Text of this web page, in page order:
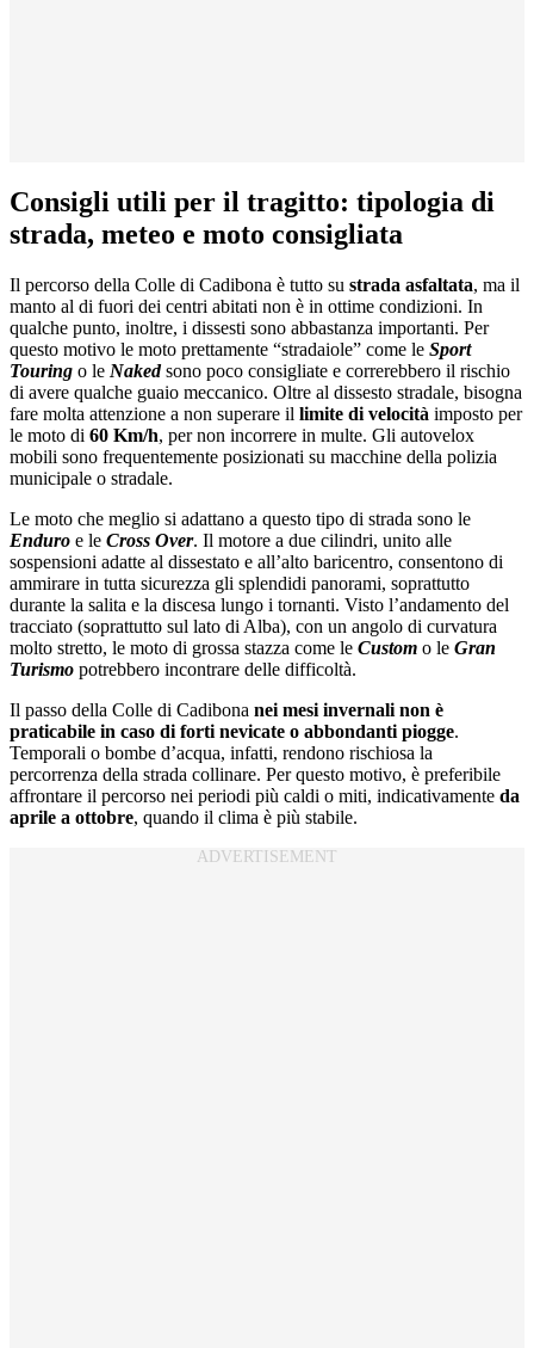
Consigli utili per il tragitto: tipologia di
strada, meteo e moto consigliata
Il percorso della Colle di Cadibona è tutto su strada asfaltata, ma il
manto al di fuori dei centri abitati non è in ottime condizioni. In
qualche punto, inoltre, i dissesti sono abbastanza importanti. Per
questo motivo le moto prettamente “stradaiole” come le Sport
Touring o le Nakedsono poco consigliate e correrebbero il rischio
di avere qualche guaio meccanico. Oltre al dissesto stradale, bisogna
fare molta attenzione a non superare il limite di velocità imposto per
le moto di 60 Km/h, per non incorrere in multe. Gli autovelox
mobili sono frequentemente posizionati su macchine della polizia
municipale o stradale.
Le moto che meglio si adattano a questo tipo di strada sono le
Enduro e le Cross Over. Il motore a due cilindri, unito alle
sospensioni adatte al dissestato e all’alto baricentro, consentono di
ammirare in tutta sicurezza gli splendidi panorami, soprattutto
durante la salita e la discesa lungo i tornanti. Visto l’andamento del
tracciato (soprattutto sul lato di Alba), con un angolo di curvatura
molto stretto, le moto di grossa stazza come le Custom o le Gran
Turismo potrebbero incontrare delle difficoltà.
Il passo della Colle di Cadibona nei mesi invernali non è
praticabile in caso di forti nevicate o abbondanti piogge.
Temporali o bombe d’acqua, infatti, rendono rischiosa la
percorrenza della strada collinare. Per questo motivo, è preferibile
affrontare il percorso nei periodi più caldi o miti, indicativamente da
aprile a ottobre, quando il clima è più stabile.